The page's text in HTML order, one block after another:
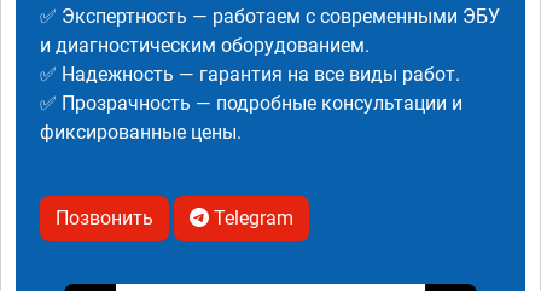
✅ Экспертность — работаем с современными ЭБУ
и диагностическим оборудованием.
✅ Надежность — гарантия на все виды работ.
✅ Прозрачность — подробные консультации и
фиксированные цены.
Позвонить Telegram